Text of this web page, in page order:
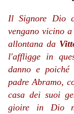
Il Signore Dio
vengano vicino
allontana da
l'affligge in
danno e
padre Abramo,
casa dei suoi
gioire in Dio